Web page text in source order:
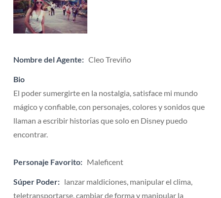
Nombre del Agente: Cleo Treviño
Bio
El poder sumergirte en la nostalgia, satisface mi mundo
mágico y confiable, con personajes, colores y sonidos que
llaman a escribir historias que solo en Disney puedo
encontrar.
Personaje Favorito: Maleficent
Súper Poder: lanzar maldiciones, manipular el clima,
teletransportarse, cambiar de forma y manipular la